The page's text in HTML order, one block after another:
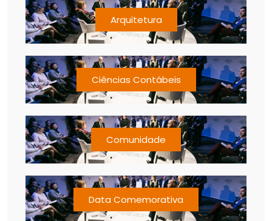
Arquitetura
Ciências Contábeis
Comunidade
Data Comemorativa